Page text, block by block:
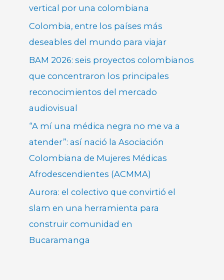
vertical por una colombiana
Colombia, entre los países más
deseables del mundo para viajar
BAM 2026: seis proyectos colombianos
que concentraron los principales
reconocimientos del mercado
audiovisual
“A mí una médica negra no me va a
atender”: así nació la Asociación
Colombiana de Mujeres Médicas
Afrodescendientes (ACMMA)
Aurora: el colectivo que convirtió el
slam en una herramienta para
construir comunidad en
Bucaramanga